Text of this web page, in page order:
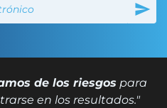
de los riesgospara
en los resultados."